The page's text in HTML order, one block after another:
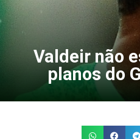
Valdeir não
planos do